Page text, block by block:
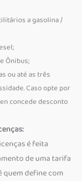
a gasolina /
Ônibus;
ou até as três
Caso opte por
concede desconto
é feita
de uma tarifa
quem define com